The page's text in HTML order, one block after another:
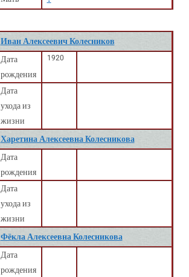
Иван Алексеевич Колесников
Дата
рождения
1920
Дата
ухода из
жизни
Харетина Алексеевна Колесникова
Дата
рождения
Дата
ухода из
жизни
Фёкла Алексеевна Колесникова
Дата
рождения